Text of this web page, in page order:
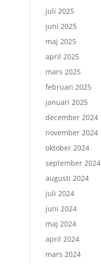
juli 2025
juni 2025
maj 2025
april 2025
mars 2025
februari 2025
januari 2025
december 2024
november 2024
oktober 2024
september 2024
augusti 2024
juli 2024
juni 2024
maj 2024
april 2024
mars 2024